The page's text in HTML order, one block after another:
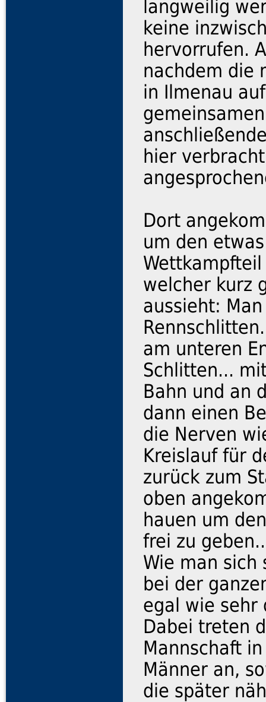
langweilig
keine
hervorrufen.
nachdem die
in Ilmenau
hier
Dort
um den
Wettkampfteil
welcher kurz
aussieht:
am unteren
Schlitten...
Bahn und an
dann einen
die Nerven
Kreislauf für
zurück zum
oben
hauen um
frei zu
Wie man sich
bei der
egal wie sehr
Dabei treten
Mannschaft
Männer an,
die später